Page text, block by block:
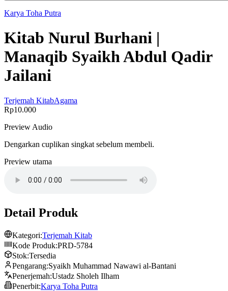
Karya Toha Putra
Kitab Nurul Burhani |
Manaqib Syaikh Abdul Qadir
Jailani
Terjemah KitabAgama
Rp10.000
Preview Audio
Dengarkan cuplikan singkat sebelum membeli.
Preview utama
Detail Produk
Kategori:Terjemah Kitab
Kode Produk:PRD-5784
Stok:Tersedia
Pengarang:Syaikh Muhammad Nawawi al-Bantani
Penerjemah:Ustadz Sholeh Ilham
Penerbit:Karya Toha Putra